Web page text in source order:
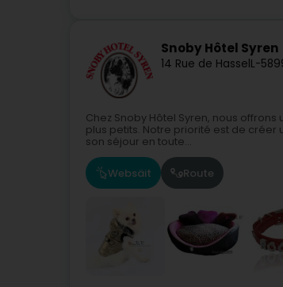
Snoby Hôtel Syren
14 Rue de HasselL-
Chez Snoby Hôtel Syren, nous
plus petits. Notre priorité est de
son séjour en toute...
Websäit Route